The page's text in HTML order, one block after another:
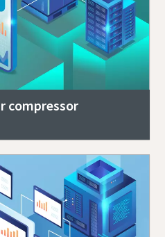
compressor